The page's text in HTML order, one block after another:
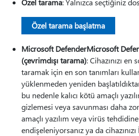
Özel tarama: Yalnızca seçtiğiniz
Özel tarama başlatma
Microsoft DefenderMicrosoft
(çevrimdışı tarama): Cihazınızı
taramak için en son tanımları
yüklenmeden yeniden
bu nedenle kalıcı kötü amaçlı
gizlemesi veya savunması daha
amaçlı yazılım veya virüs
endişeleniyorsanız ya da